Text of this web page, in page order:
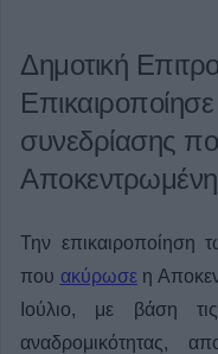
Δημοτική
συνεδρίασης
Αποκεντρωμένη
Την επικαιροποίηση
που ακύρωσεη
Ιούλιο, με βάση
αναδρομικότητας,